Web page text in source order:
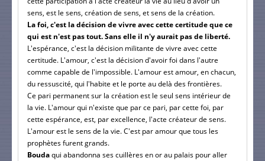
sens, est le sens, création de sens, et sens de la création.
La foi, c'est la décision de vivre avec cette certitude que ce
qui est n'est pas tout. Sans elle il n'y aurait pas de liberté.
L'espérance, c'est la décision militante de vivre avec cette
certitude. L'amour, c'est la décision d'avoir foi dans l'autre
comme capable de l'impossible. L'amour est amour, en chacun,
du ressuscité, qui l'habite et le porte au delà des frontières.
Ce pari permanent sur la création est le seul sens intérieur de
la vie. L'amour qui n'existe que par ce pari, par cette foi, par
cette espérance, est, par excellence, l'acte créateur de sens.
L'amour est le sens de la vie. C'est par amour que tous les
prophètes furent grands.
Boudaqui abandonna ses cuillères en or au palais pour aller